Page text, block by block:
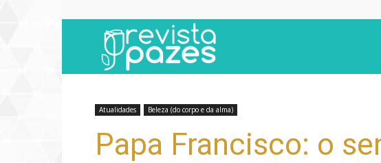
Atualidades Beleza (do corpo e da alma)
Papa Francisco: o